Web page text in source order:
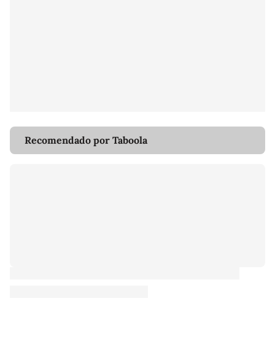
Recomendado por Taboola